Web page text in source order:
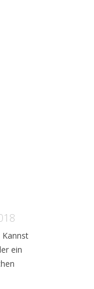
Kannst
ein